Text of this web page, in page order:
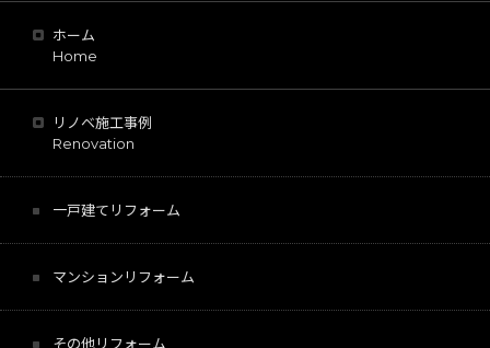
ホーム
Home
リノベ施工事例
Renovation
一戸建てリフォーム
マンションリフォーム
その他リフォーム